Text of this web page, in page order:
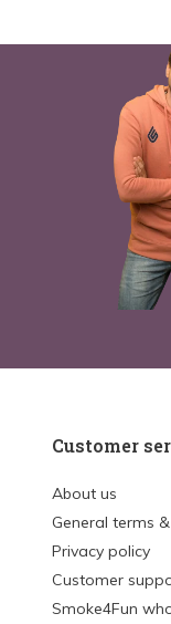
Customer
About us
General terms
Privacy policy
Customer
Smoke4Fun